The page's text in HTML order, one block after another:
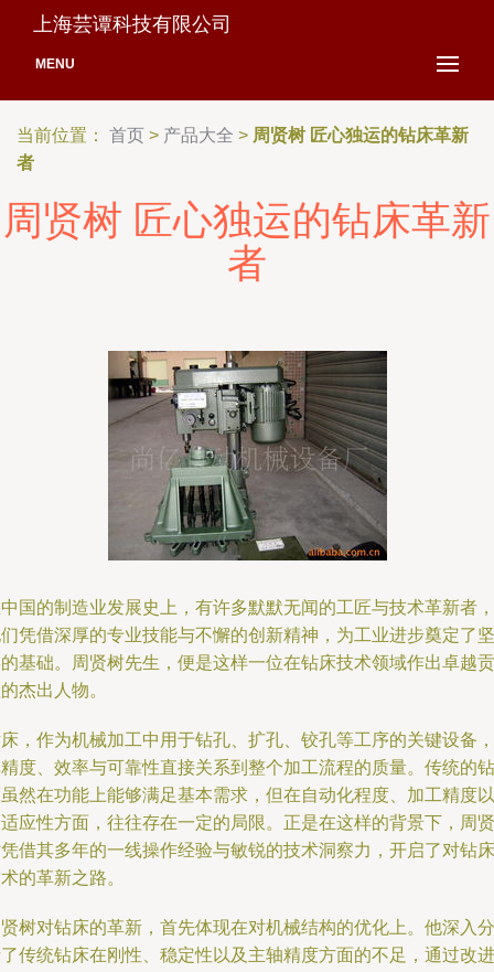
上海芸谭科技有限公司
MENU
当前位置： 首页 > 产品大全 > 周贤树 匠心独运的钻床革新
者
周贤树 匠心独运的钻床革新
者
国的制造业发展史上，有许多默默无闻的工匠与技术革新者，
凭借深厚的专业技能与不懈的创新精神，为工业进步奠定了坚
基础。周贤树先生，便是这样一位在钻床技术领域作出卓越贡
杰出人物。
，作为机械加工中用于钻孔、扩孔、铰孔等工序的关键设备，
度、效率与可靠性直接关系到整个加工流程的质量。传统的钻
然在功能上能够满足基本需求，但在自动化程度、加工精度以
应性方面，往往存在一定的局限。正是在这样的背景下，周贤
借其多年的一线操作经验与敏锐的技术洞察力，开启了对钻床
的革新之路。
树对钻床的革新，首先体现在对机械结构的优化上。他深入分
传统钻床在刚性、稳定性以及主轴精度方面的不足，通过改进